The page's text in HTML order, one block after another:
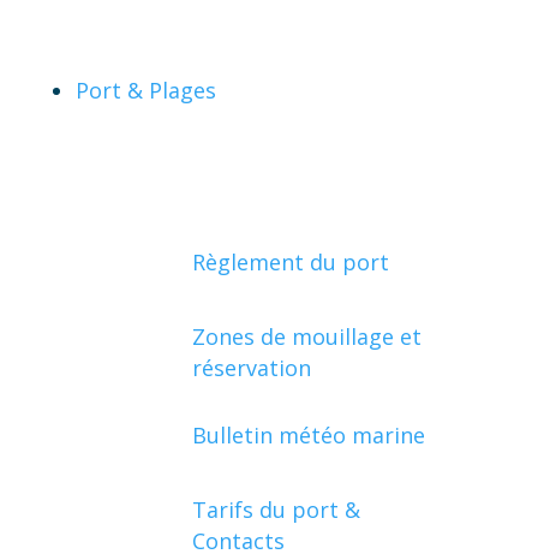
Port & Plages
Règlement du port
Zones de mouillage et
réservation
Bulletin météo marine
Tarifs du port &
Contacts